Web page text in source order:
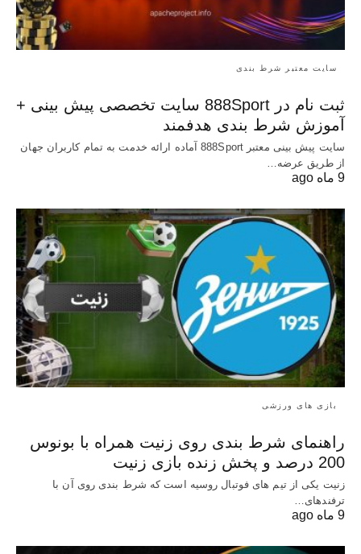
سایت معتبر شرط بندی
ثبت نام در 888Sport سایت تخصصی پیش بینی +
آموزش شرط بندی هدفمند
سایت پیش بینی معتبر 888Sport آماده ارائه خدمت به تمام کاربران جهان
از طریق عرضه…
9 ماه ago
بازی های ورزشی
راهنمای شرط بندی روی زنیت همراه با بونوس
200 درصد و پخش زنده بازی زنیت
زنیت یکی از تیم های فوتبال روسیه است که شرط بندی روی آن با
ترفندهای…
9 ماه ago